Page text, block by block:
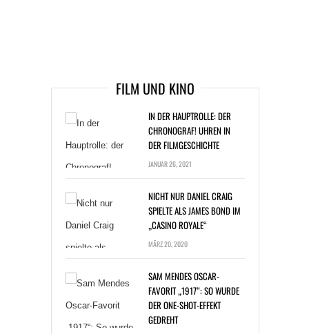
FILM UND KINO
IN DER HAUPTROLLE: DER
CHRONOGRAF! UHREN IN
DER FILMGESCHICHTE
JANUAR 26, 2021
NICHT NUR DANIEL CRAIG
SPIELTE ALS JAMES BOND IM
„CASINO ROYALE“
MÄRZ 20, 2020
SAM MENDES OSCAR-
FAVORIT „1917“: SO WURDE
DER ONE-SHOT-EFFEKT
GEDREHT